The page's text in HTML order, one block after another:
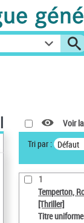
Voir
Tri par : Défaut
1
Temperton,
[Thriller]
Titre